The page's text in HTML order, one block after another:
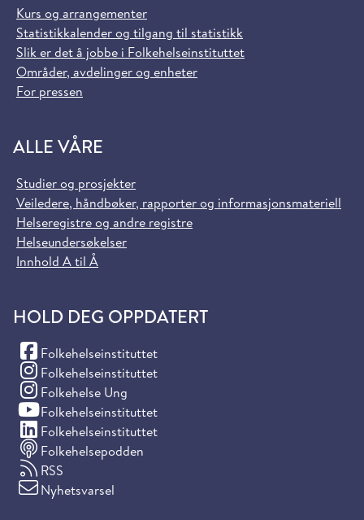
Kurs og arrangementer
Statistikkalender og tilgang til statistikk
Slik er det å jobbe i Folkehelseinstituttet
Områder, avdelinger og enheter
For pressen
ALLE VÅRE
Studier og prosjekter
Veiledere, håndbøker, rapporter og informasjonsmateriell
Helseregistre og andre registre
Helseundersøkelser
Innhold A til Å
HOLD DEG OPPDATERT
Folkehelseinstituttet
(Facebook)
Folkehelseinstituttet
(Instagram)
Folkehelse Ung
(Instagram)
Folkehelseinstituttet
(YouTube)
Folkehelseinstituttet
(LinkedIn)
Folkehelsepodden
RSS
Nyhetsvarsel